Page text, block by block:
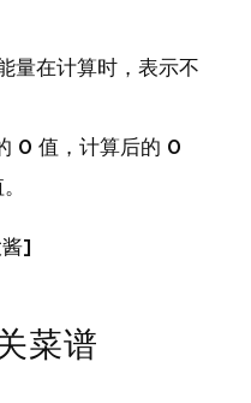
量在计算时，表示不
0 值，计算后的 0
]
菜谱